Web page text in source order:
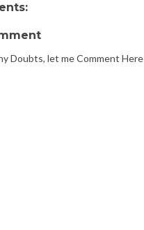
Doubts, let me Comment Here